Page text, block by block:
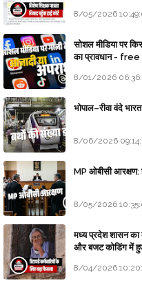
8/05/2026
सोशल मीडिया पर
का प्रावधान -
8/01/2026
भोपाल–रीवा वंदे
8/06/2026
MP ओबीसी आरक्षण:
8/05/2026
मध्य प्रदेश शासन का
और बजट कोडिंग में
8/04/2026